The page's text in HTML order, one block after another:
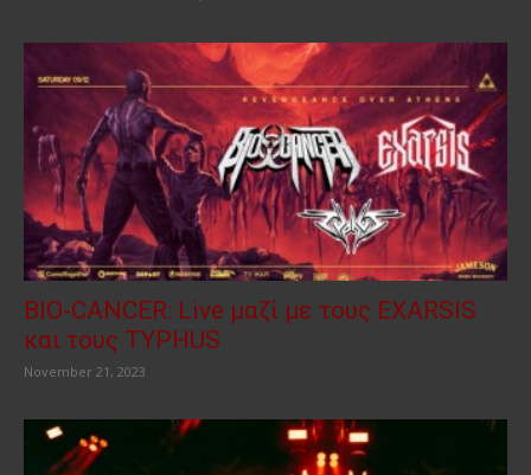
BIO-CANCER: Live μαζί με τους EXARSIS
και τους TYPHUS
November 21, 2023